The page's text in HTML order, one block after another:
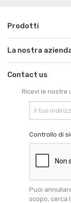
Prodotti
La nostra
Contact us
Ricevi le nostre
Controllo di
Puoi
scopo, cerca